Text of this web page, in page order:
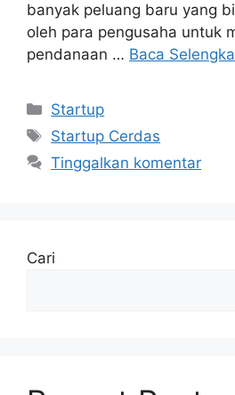
banyak peluang baru yang
oleh para pengusaha untuk
pendanaan … Baca
Kategori
Startup
Tag
Startup Cerdas
Tinggalkan komentar
Cari